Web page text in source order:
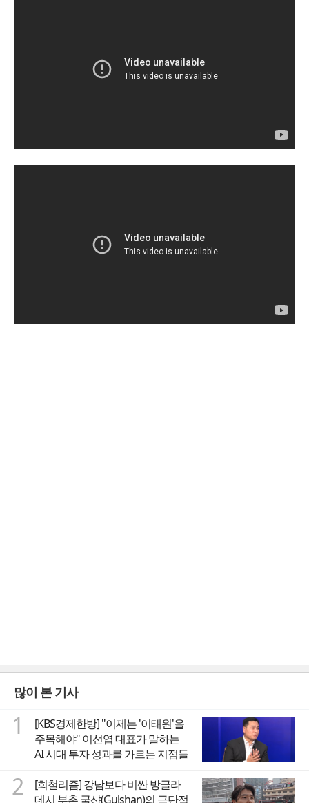
많이 본 기사
1
[KBS경제한방] "이제는 '이태원'을
주목해야" 이선엽 대표가 말하는
AI 시대 투자 성과를 가르는 지점들
2
[희철리즘] 강남보다 비싼 방글라
데시 부촌 굴샨(Gulshan)의 극단적